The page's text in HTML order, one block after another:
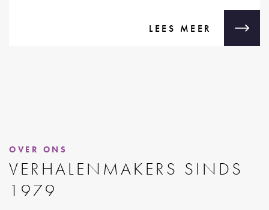
LEES MEER
OVER ONS
VERHALENMAKERS SINDS
1979